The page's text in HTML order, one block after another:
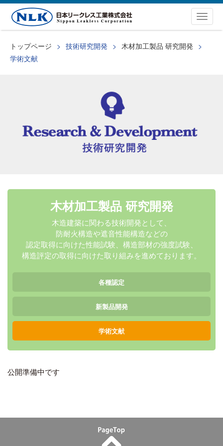
トップページ 技術研究開発
木材加工製品 研究開発
学術文献
木材加工製品 研究開発
木造建築に関わる技術開発として、
防耐火構造や遮音性能構造などの
認定取得に向けた性能試験、 構造部材の強度試験、
構造評定の取得に向けた取り組みを進めております。
各種認定
新製品開発
学術文献
公開準備中です